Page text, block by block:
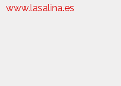
www.lasalina.es